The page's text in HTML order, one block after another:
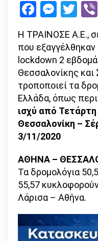
Facebook
Η ΤΡΑΙΝΟΣΕ Α.Ε.,
που
lockdown 2
Θεσσαλονίκης
τροποποιεί τα
Ελλάδα, όπως
ισχύ από
Θεσσαλονίκη –
3/11/2020
ΑΘΗΝΑ –
Τα δρομολόγια
55,57
Λάρισα – Αθήνα.